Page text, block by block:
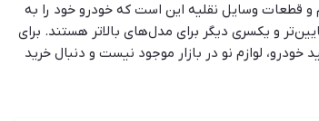
و قطعات وسایل نقلیه این است که خودرو خود را به
و یکسری دیگر برای مدل‌های بالاتر هستند. برای
لوازم نو در بازار موجود نیست و دنبال خرید
آگهی‌های خرید و فروش لوازم و قطعات جانبی خودرو،
یا فروشنده، شیپور در این مسیر همراه شما خواهد